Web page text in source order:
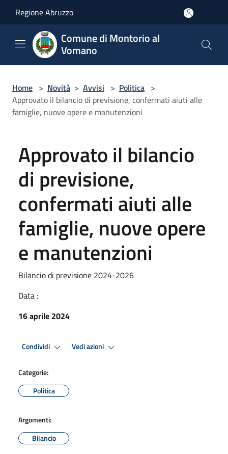
Regione Abruzzo
Comune di Montorio al
Vomano
Home > Novità > Avvisi > Politica >
Approvato il bilancio di previsione, confermati aiuti alle
famiglie, nuove opere e manutenzioni
Approvato il bilancio
di previsione,
confermati aiuti alle
famiglie, nuove opere
e manutenzioni
Bilancio di previsione 2024-2026
Data :
16 aprile 2024
Condividi Vedi azioni
Categorie:
Politica
Argomenti:
Bilancio